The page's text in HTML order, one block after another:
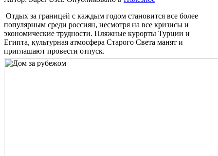
Отдых за границей с каждым годом становится все более
популярным среди россиян, несмотря на все кризисы и
экономические трудности. Пляжные курорты Турции и
Египта, культурная атмосфера Старого Света манят и
приглашают провести отпуск.